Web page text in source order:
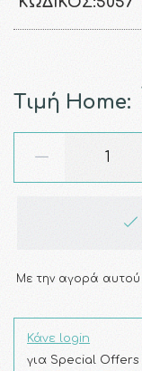
Τιμή Home:
Με την αγορά αυτού
Κάνε login
για Special Offers